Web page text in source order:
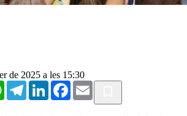
de 2025 a les 15:30
WhatsAppTelegramLinkedInFacebook
Email